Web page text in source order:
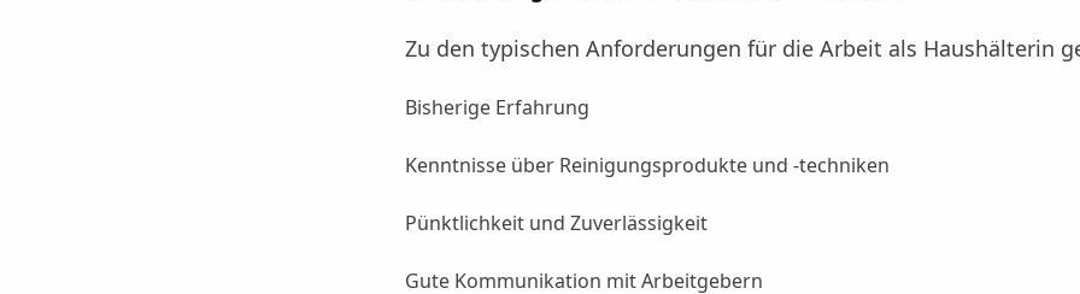
Zu den typischen Anforderungen für die Arbeit als Haushälterin
Bisherige Erfahrung
Kenntnisse über Reinigungsprodukte und -techniken
Pünktlichkeit und Zuverlässigkeit
Gute Kommunikation mit Arbeitgebern